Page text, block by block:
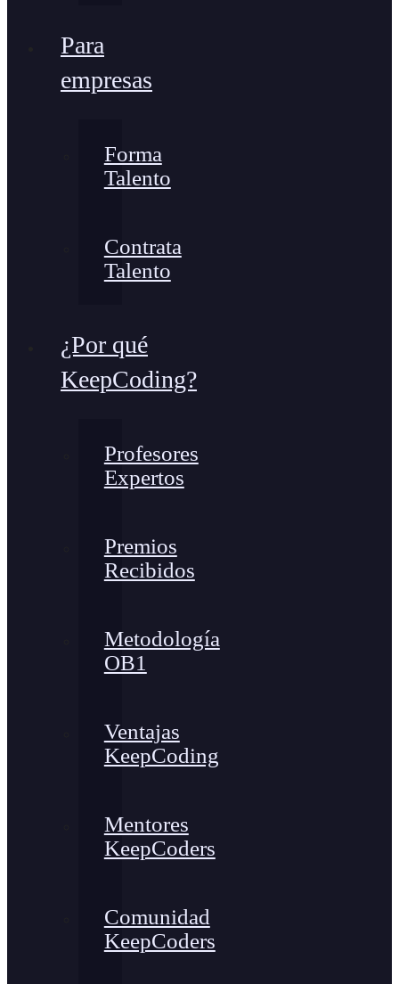
Para
empresas
Forma
Talento
Contrata
Talento
¿Por qué
KeepCoding?
Profesores
Expertos
Premios
Recibidos
Metodología
OB1
Ventajas
KeepCoding
Mentores
KeepCoders
Comunidad
KeepCoders